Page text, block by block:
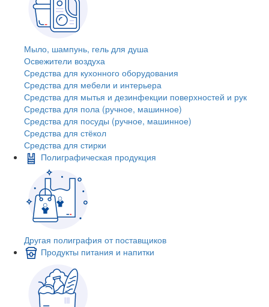
Мыло, шампунь, гель для душа
Освежители воздуха
Средства для кухонного оборудования
Средства для мебели и интерьера
Средства для мытья и дезинфекции поверхностей и рук
Средства для пола (ручное, машинное)
Средства для посуды (ручное, машинное)
Средства для стёкол
Средства для стирки
Полиграфическая продукция
Другая полиграфия от поставщиков
Продукты питания и напитки